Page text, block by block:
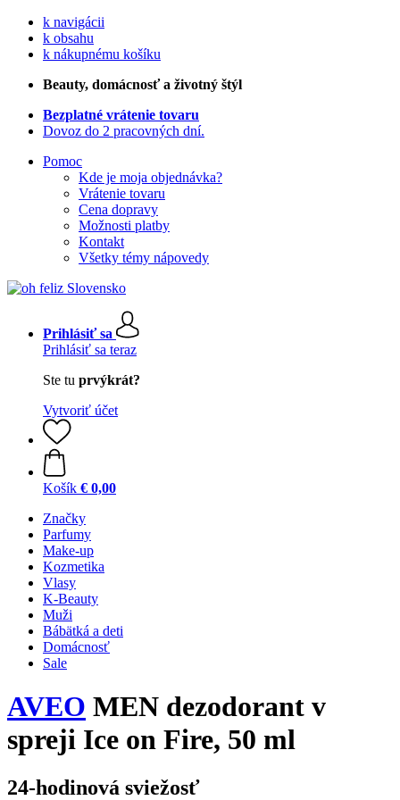
k navigácii
k obsahu
k nákupnému košíku
Beauty, domácnosť a životný štýl
Bezplatné vrátenie tovaru
Dovoz do 2 pracovných dní.
Pomoc
Kde je moja objednávka?
Vrátenie tovaru
Cena dopravy
Možnosti platby
Kontakt
Všetky témy nápovedy
Prihlásiť sa
Prihlásiť sa teraz
Ste tu prvýkrát?
Vytvoriť účet
Košík € 0,00
Značky
Parfumy
Make-up
Kozmetika
Vlasy
K-Beauty
Muži
Bábätká a deti
Domácnosť
Sale
AVEO MEN dezodorant v
spreji Ice on Fire, 50 ml
24-hodinová sviežosť